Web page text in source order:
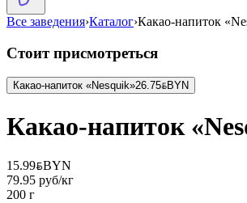
Все заведения›Каталог›Какао-напиток
Стоит присмотреться
Какао-напиток «Nesquik»26.75BYNBYN
Какао-напиток
15.99BYNBYN
79.95 руб/кг
200 г